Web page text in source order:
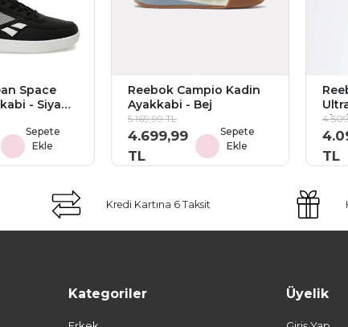
Space
- Siyah
Sepete
Ekle
Reebok Campio Kadin
Ayakkabi - Bej
5.169,99 TL
4.699,99
TL
Sepete
Ekle
TL
Kredi Kartına 6 Taksit
Kategoriler Üyelik